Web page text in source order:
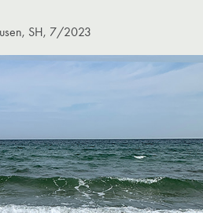
SH, 7/2023